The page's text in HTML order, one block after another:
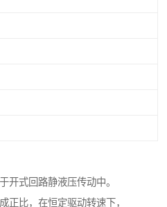
开式回路静液压传动中。
正比，在恒定驱动转速下，